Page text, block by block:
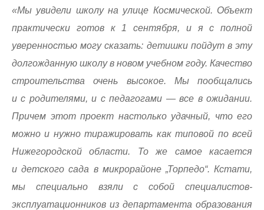
«Мы увидели школу на улице Космической. Объект
практически готов к 1 сентября, и я с полной
уверенностью могу сказать: детишки пойдут в эту
долгожданную школу в новом учебном году. Качество
строительства очень высокое. Мы пообщались
и с родителями, и с педагогами — все в ожидании.
Причем этот проект настолько удачный, что его
можно и нужно тиражировать как типовой по всей
Нижегородской области. То же самое касается
и детского сада в микрорайоне „Торпедо“. Кстати,
мы специально взяли с собой специалистов-
эксплуатационников из департамента образования